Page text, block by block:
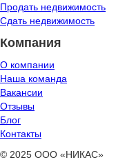
Продать недвижимость
Сдать недвижимость
Компания
О компании
Наша команда
Вакансии
Отзывы
Блог
Контакты
© 2025 ООО «НИКАС»